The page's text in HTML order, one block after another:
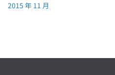
2015 年 11 月